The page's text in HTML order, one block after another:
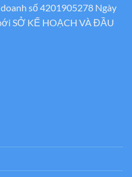
số 4201905278 Ngày
SỞ KẾ HOẠCH VÀ ĐẦU